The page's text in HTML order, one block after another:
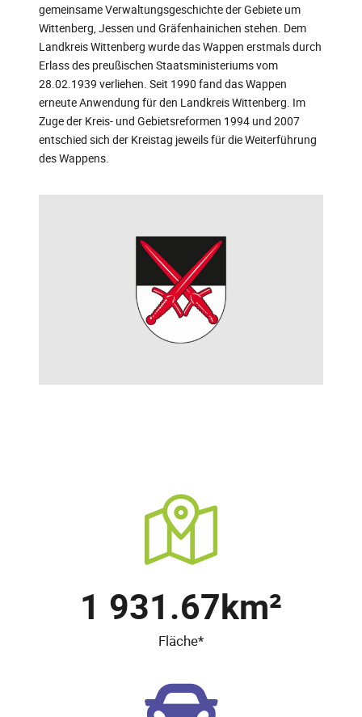
gemeinsame Verwaltungsgeschichte der Gebiete um
Wittenberg, Jessen und Gräfenhainichen stehen. Dem
Landkreis Wittenberg wurde das Wappen erstmals durch
Erlass des preußischen Staatsministeriums vom
28.02.1939 verliehen. Seit 1990 fand das Wappen
erneute Anwendung für den Landkreis Wittenberg. Im
Zuge der Kreis- und Gebietsreformen 1994 und 2007
entschied sich der Kreistag jeweils für die Weiterführung
des Wappens.
Fläche*
1 931.67km²